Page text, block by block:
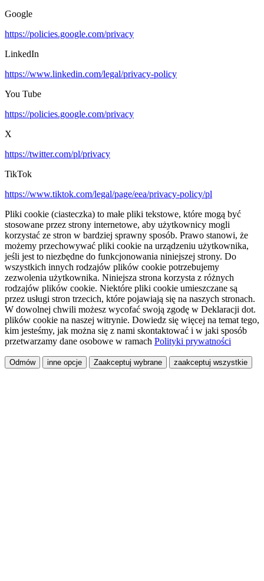
Google
https://policies.google.com/privacy
LinkedIn
https://www.linkedin.com/legal/privacy-policy
You Tube
https://policies.google.com/privacy
X
https://twitter.com/pl/privacy
TikTok
https://www.tiktok.com/legal/page/eea/privacy-policy/pl
Pliki cookie (ciasteczka) to małe pliki tekstowe, które mogą być
stosowane przez strony internetowe, aby użytkownicy mogli
korzystać ze stron w bardziej sprawny sposób. Prawo stanowi, że
możemy przechowywać pliki cookie na urządzeniu użytkownika,
jeśli jest to niezbędne do funkcjonowania niniejszej strony. Do
wszystkich innych rodzajów plików cookie potrzebujemy
zezwolenia użytkownika. Niniejsza strona korzysta z różnych
rodzajów plików cookie. Niektóre pliki cookie umieszczane są
przez usługi stron trzecich, które pojawiają się na naszych stronach.
W dowolnej chwili możesz wycofać swoją zgodę w Deklaracji dot.
plików cookie na naszej witrynie. Dowiedz się więcej na temat tego,
kim jesteśmy, jak można się z nami skontaktować i w jaki sposób
przetwarzamy dane osobowe w ramach Polityki prywatności
Odmów inne opcje Zaakceptuj wybrane zaakceptuj wszystkie